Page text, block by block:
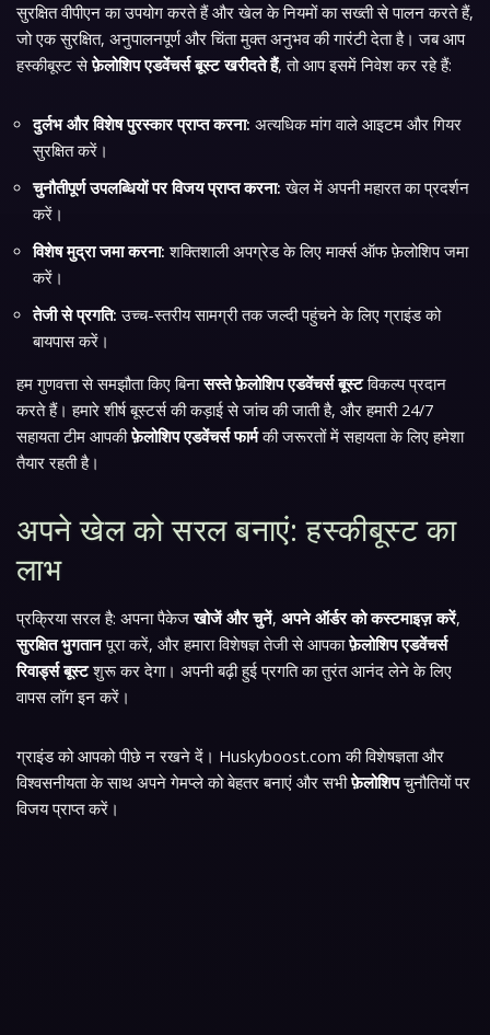
सुरक्षित वीपीएन का उपयोग करते हैं और खेल के नियमों का सख्ती से पालन करते हैं,
जो एक सुरक्षित, अनुपालनपूर्ण और चिंता मुक्त अनुभव की गारंटी देता है। जब आप
हस्कीबूस्ट सेफ़ेलोशिप एडवेंचर्स बूस्ट खरीदते हैं, तो आप इसमें निवेश कर रहे हैं:
दुर्लभ और विशेष पुरस्कार प्राप्त करना: अत्यधिक मांग वाले आइटम और गियर
सुरक्षित करें।
चुनौतीपूर्ण उपलब्धियों पर विजय प्राप्त करना: खेल में अपनी महारत का प्रदर्शन
करें।
विशेष मुद्रा जमा करना: शक्तिशाली अपग्रेड के लिए मार्क्स ऑफ फ़ेलोशिप जमा
करें।
तेजी से प्रगति: उच्च-स्तरीय सामग्री तक जल्दी पहुंचने के लिए ग्राइंड को
बायपास करें।
हम गुणवत्ता से समझौता किए बिनासस्ते फ़ेलोशिप एडवेंचर्स बूस्टविकल्प प्रदान
करते हैं। हमारे शीर्ष बूस्टर्स की कड़ाई से जांच की जाती है, और हमारी 24/7
सहायता टीम आपकीफ़ेलोशिप एडवेंचर्स फार्मकी जरूरतों में सहायता के लिए हमेशा
तैयार रहती है।
अपने खेल को सरल बनाएं: हस्कीबूस्ट का
लाभ
प्रक्रिया सरल है: अपना पैकेजखोजें और चुनें, अपने ऑर्डर को कस्टमाइज़ करें,
सुरक्षित भुगतानपूरा करें, और हमारा विशेषज्ञ तेजी से आपकाफ़ेलोशिप एडवेंचर्स
रिवार्ड्स बूस्टशुरू कर देगा। अपनी बढ़ी हुई प्रगति का तुरंत आनंद लेने के लिए
वापस लॉग इन करें।
ग्राइंड को आपको पीछे न रखने दें। Huskyboost.com की विशेषज्ञता और
विश्वसनीयता के साथ अपने गेमप्ले को बेहतर बनाएं और सभीफ़ेलोशिपचुनौतियों पर
विजय प्राप्त करें।